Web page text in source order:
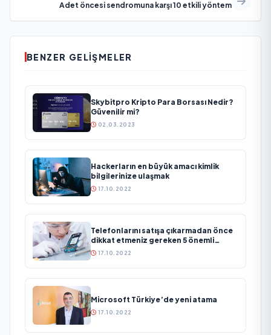
Adet öncesi sendromuna karşı 10 etkili yöntem
BENZER GELIŞMELER
Skybitpro Kripto Para Borsası Nedir?
Güvenilir mi?
02.03.2023
Hackerların en büyük amacı kimlik
bilgilerinize ulaşmak
17.10.2022
Telefonlarını satışa çıkarmadan önce
dikkat etmeniz gereken 5 önemli
detay!
17.10.2022
Microsoft Türkiye’de yeni atama
17.10.2022